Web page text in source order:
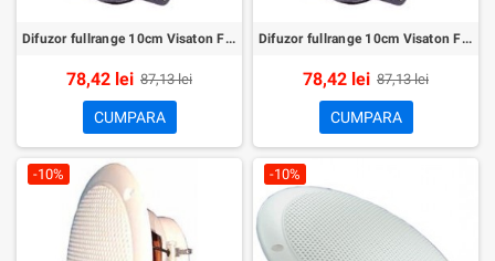
Difuzor fullrange 10cm Visaton FR10HM/8ohm
78,42 lei 87,13 lei
CUMPARA
Difuzor fullrange 10cm Visaton FR10HM/4ohm
78,42 lei 87,13 lei
CUMPARA
-10% -10%